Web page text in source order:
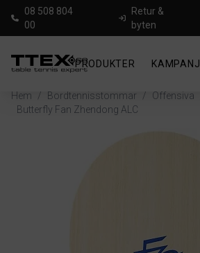
08 508 804
00
Retur &
byten
PRODUKTER KAMPANJ
Hem / Bordtennisstommar / Offensiva
Butterfly Fan Zhendong ALC